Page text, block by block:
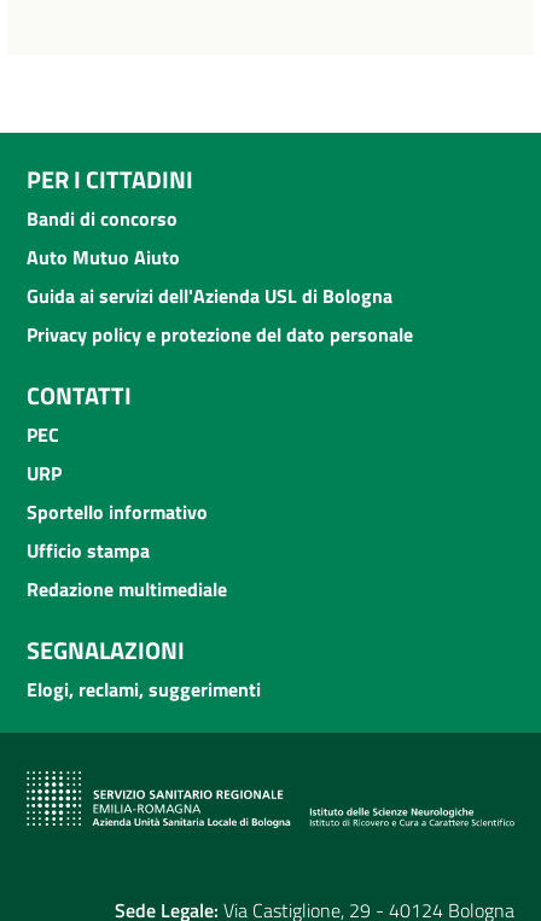
PER I CITTADINI
Bandi di concorso
Auto Mutuo Aiuto
Guida ai servizi dell'Azienda USL di Bologna
Privacy policy e protezione del dato personale
CONTATTI
PEC
URP
Sportello informativo
Ufficio stampa
Redazione multimediale
SEGNALAZIONI
Elogi, reclami, suggerimenti
Sede Legale: Via Castiglione, 29 - 40124 Bologna